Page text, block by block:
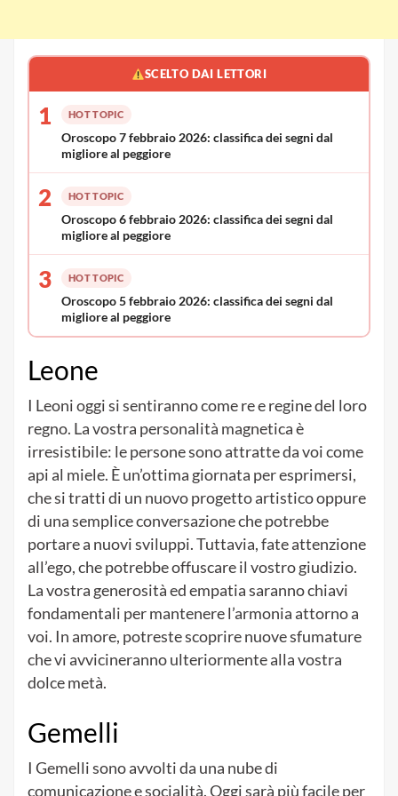
SCELTO DAI LETTORI
1 HOT TOPIC
Oroscopo 7 febbraio 2026: classifica dei segni dal
migliore al peggiore
2 HOT TOPIC
Oroscopo 6 febbraio 2026: classifica dei segni dal
migliore al peggiore
3 HOT TOPIC
Oroscopo 5 febbraio 2026: classifica dei segni dal
migliore al peggiore
Leone
I Leoni oggi si sentiranno come re e regine del loro
regno. La vostra personalità magnetica è
irresistibile: le persone sono attratte da voi come
api al miele. È un’ottima giornata per esprimersi,
che si tratti di un nuovo progetto artistico oppure
di una semplice conversazione che potrebbe
portare a nuovi sviluppi. Tuttavia, fate attenzione
all’ego, che potrebbe offuscare il vostro giudizio.
La vostra generosità ed empatia saranno chiavi
fondamentali per mantenere l’armonia attorno a
voi. In amore, potreste scoprire nuove sfumature
che vi avvicineranno ulteriormente alla vostra
dolce metà.
Gemelli
I Gemelli sono avvolti da una nube di
comunicazione e socialità. Oggi sarà più facile per